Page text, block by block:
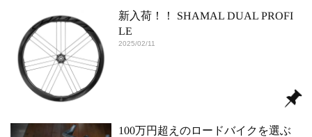
新入荷！！ SHAMAL DUAL PROFI
LE
2025/02/11
100万円超えのロードバイクを選ぶ